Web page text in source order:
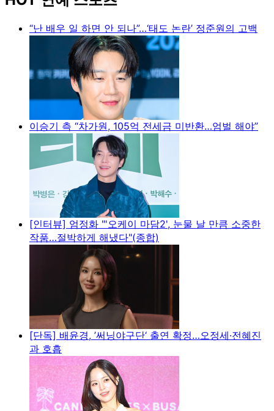
“난 배우 일 하면 안 되나”…‘태도 논란’ 정준원의 고백
이승기 측 “차가원, 105억 전세금 미반환…엄벌 해야”
[인터뷰] 엄정화 "'오케이 마담2', 눈물 날 만큼 소중한
작품…절박하게 해냈다"(종합)
[단독] 배윤경, ’써닝야구단‘ 출연 확정…오정세·전혜진
과 호흡